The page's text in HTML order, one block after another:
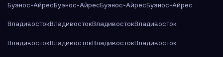
Буэнос-АйресБуэнос-АйресБуэнос-АйресБуэнос-Айрес
ВладивостокВладивостокВладивостокВладивосток
ВладивостокВладивостокВладивостокВладивосток